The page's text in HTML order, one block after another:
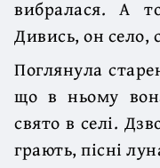
вибралася. А
Дивись, он село,
Поглянула
що в ньому
свято в селі.
грають, пісні